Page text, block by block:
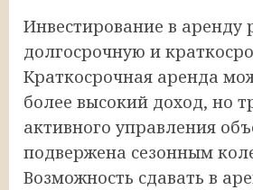
Инвестирование в аренду
долгосрочную и
Краткосрочная аренда
более высокий доход, но
активного управления
подвержена сезонным
Возможность сдавать в